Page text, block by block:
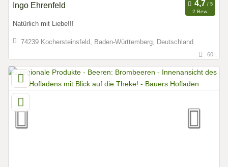
Ingo Ehrenfeld
2 Bew.
Natürlich mit Liebe!!!
74239 Kochersteinsfeld, Baden-Württemberg, Deutschland
60